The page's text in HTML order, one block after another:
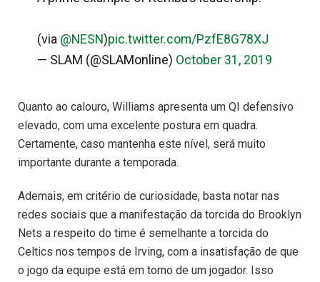
(via @NESN)pic.twitter.com/PzfE8G78XJ
— SLAM (@SLAMonline) October 31, 2019
Quanto ao calouro, Williams apresenta um QI defensivo
elevado, com uma excelente postura em quadra.
Certamente, caso mantenha este nível, será muito
importante durante a temporada.
Ademais, em critério de curiosidade, basta notar nas
redes sociais que a manifestação da torcida do Brooklyn
Nets a respeito do time é semelhante a torcida do
Celtics nos tempos de Irving, com a insatisfação de que
o jogo da equipe está em torno de um jogador. Isso